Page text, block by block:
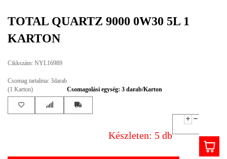
INFO
(HÉTFŐTŐL PÉNTEKIG 8-17H)
+36 70 674 0983
NYIRLUBKFT@GMAIL.COM
NYÍR-LUB KFT.:
TOTAL QUARTZ 9000 0W30 5L 1
KARTON
Cikkszám: NYL16989
Csomag tartalma: 3darab
(1 Karton)
Csomagolási egység: 3 darab/Karton
Készleten: 5 db